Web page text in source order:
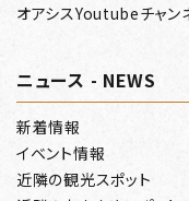
オアシスYoutubeチャン
ニュース - NEWS
新着情報
イベント情報
近隣の観光スポット